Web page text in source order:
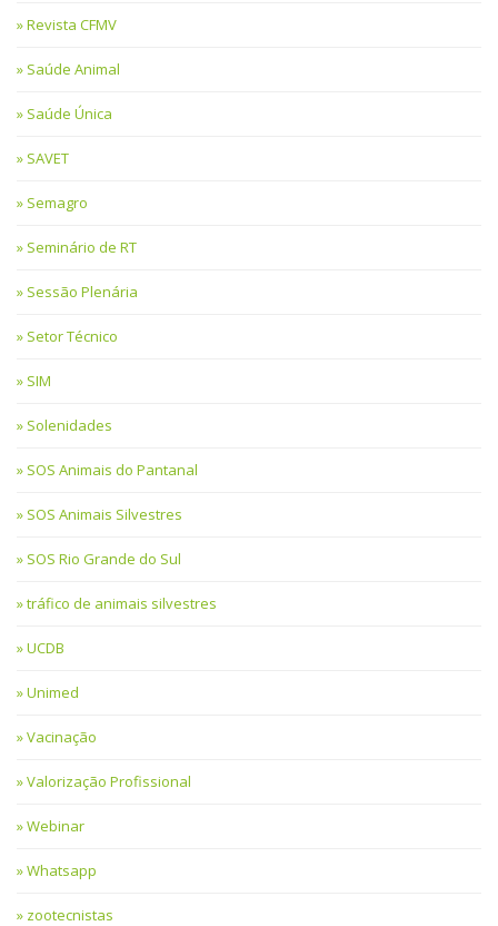
Revista CFMV
Saúde Animal
Saúde Única
SAVET
Semagro
Seminário de RT
Sessão Plenária
Setor Técnico
SIM
Solenidades
SOS Animais do Pantanal
SOS Animais Silvestres
SOS Rio Grande do Sul
tráfico de animais silvestres
UCDB
Unimed
Vacinação
Valorização Profissional
Webinar
Whatsapp
zootecnistas